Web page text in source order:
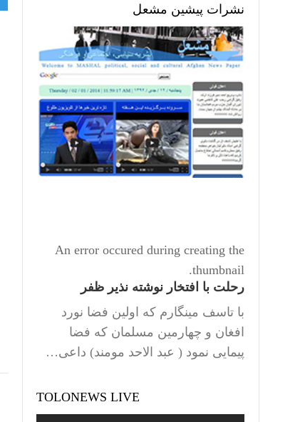
نشرات پیشین مشعل
An error occured during creating the
thumbnail.
رحلت با افتخار نوشته نذیر ظفر
با تاسف مینگارم که اولین فضا نورد
افغان و چهارمین مسلمان که فضا
پیمایی نمود ( عبد الاحد مومند) داعی…
TOLONEWS LIVE